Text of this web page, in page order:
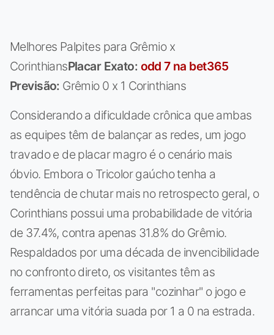
Melhores Palpites para Grêmio x
CorinthiansPlacar Exato: odd 7 na bet365
Previsão: Grêmio 0 x 1 Corinthians
Considerando a dificuldade crônica que ambas
as equipes têm de balançar as redes, um jogo
travado e de placar magro é o cenário mais
óbvio. Embora o Tricolor gaúcho tenha a
tendência de chutar mais no retrospecto geral, o
Corinthians possui uma probabilidade de vitória
de 37.4%, contra apenas 31.8% do Grêmio.
Respaldados por uma década de invencibilidade
no confronto direto, os visitantes têm as
ferramentas perfeitas para "cozinhar" o jogo e
arrancar uma vitória suada por 1 a 0 na estrada.